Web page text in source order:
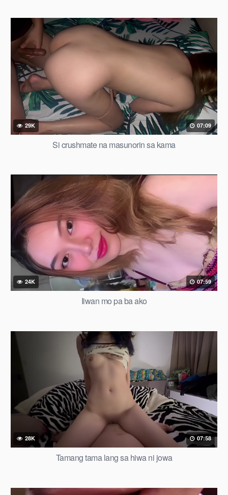
29K 07:09
Si crushmate na masunorin sa kama
24K 07:59
Iiwan mo pa ba ako
28K 07:58
Tamang tama lang sa hiwa ni jowa